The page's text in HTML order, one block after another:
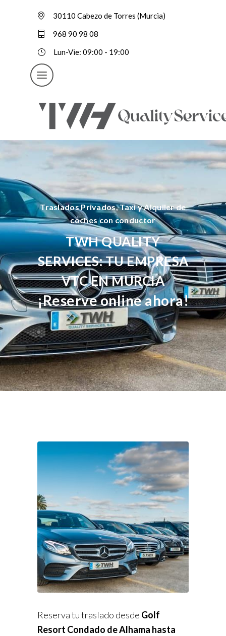
30110 Cabezo de Torres (Murcia)
968 90 98 08
Lun-Vie: 09:00 - 19:00
Traslados Privados, Taxi y Alquiler de
coches con conductor
TWH QUALITY
SERVICES: TU EMPRESA
VTC EN MURCIA
¡Reserve online ahora!
Reserva tu traslado desde Golf
Resort Condado de Alhama hasta